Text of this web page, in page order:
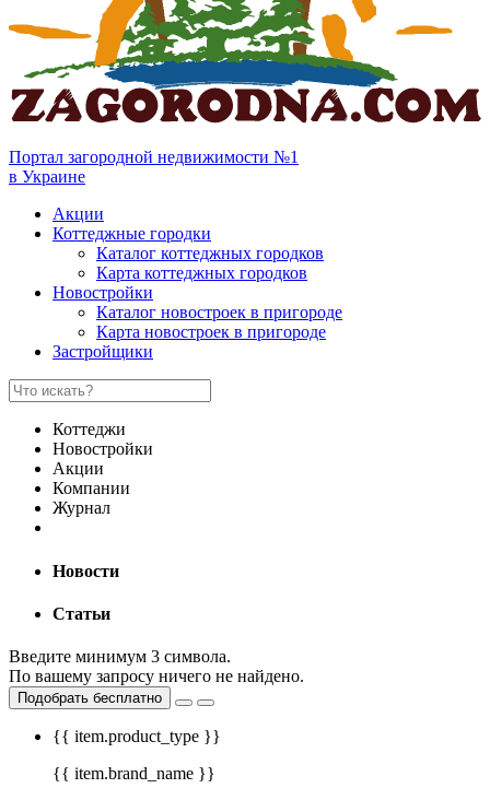
Портал загородной недвижимости №1
в Украине
Акции
Коттеджные городки
Каталог коттеджных городков
Карта коттеджных городков
Новостройки
Каталог новостроек в пригороде
Карта новостроек в пригороде
Застройщики
Коттеджи
Новостройки
Акции
Компании
Журнал
Новости
Статьи
Введите минимум 3 символа.
По вашему запросу ничего не найдено.
Подобрать бесплатно
{{ item.product_type }}
{{ item.brand_name }}